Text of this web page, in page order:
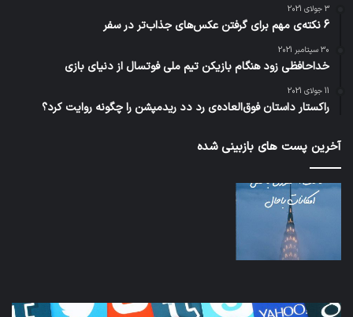
3 جولای 2021
6 نکته‌ی مهم برای گرفتن عکس‌های جذاب‌تر در سفر
30 سپتامبر 2021
خداحافظی زود هنگام بازیکن تیم ملی فوتسال از دنیای بازی
11 جولای 2021
راکستار داستان فوق‌العاده‌ی رد دد ریدمپشن را چگونه روایت کرد؟
آخرین پست های بازبینی شده
کدام